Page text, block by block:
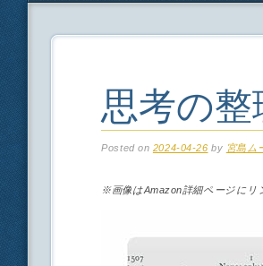
思考の整
Posted on 2024-04-26 by 宮島ム
※画像はAmazon詳細ページにリ